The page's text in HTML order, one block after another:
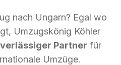
nach Ungarn? Egal wo
Umzugskönig Köhler
Partner für
Umzüge.